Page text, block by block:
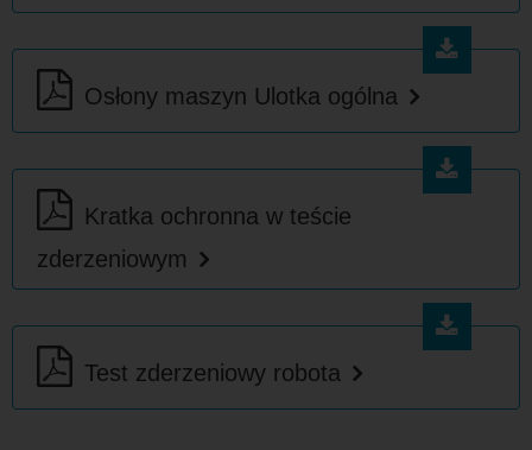
Osłony maszyn Ulotka ogólna
Kratka ochronna w teście
zderzeniowym
Test zderzeniowy robota